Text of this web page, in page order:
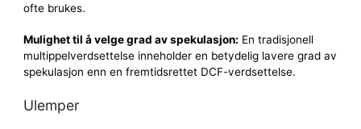
ofte brukes.
Mulighet til å velge grad av spekulasjon: En tradisjonell
multippelverdsettelse inneholder en betydelig lavere grad av
spekulasjon enn en fremtidsrettet DCF-verdsettelse.
Ulemper